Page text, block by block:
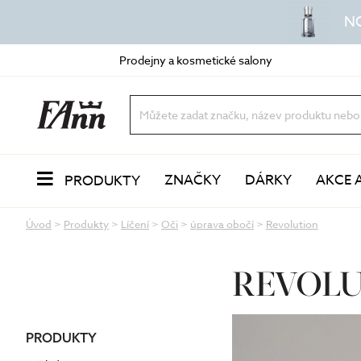
Prodejny a kosmetické salony
PRODUKTY
vody a mléka
oleje a balzámy
LÍČENÍ
ZNAČKY DÁRKY AKCE
Úvod > Produkty > Líčení > Oči > úprava obočí > Revolution
PRODUKTY